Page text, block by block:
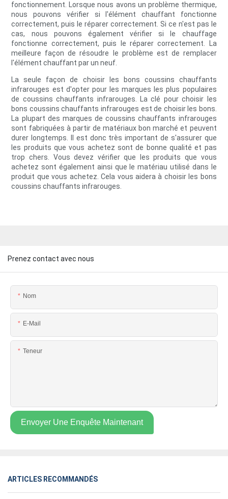
fonctionnement. Lorsque nous avons un problème thermique,
nous pouvons vérifier si l'élément chauffant fonctionne
correctement, puis le réparer correctement. Si ce n'est pas le
cas, nous pouvons également vérifier si le chauffage
fonctionne correctement, puis le réparer correctement. La
meilleure façon de résoudre le problème est de remplacer
l'élément chauffant par un neuf.
La seule façon de choisir les bons coussins chauffants
infrarouges est d'opter pour les marques les plus populaires
de coussins chauffants infrarouges. La clé pour choisir les
bons coussins chauffants infrarouges est de choisir les bons.
La plupart des marques de coussins chauffants infrarouges
sont fabriquées à partir de matériaux bon marché et peuvent
durer longtemps. Il est donc très important de s'assurer que
les produits que vous achetez sont de bonne qualité et pas
trop chers. Vous devez vérifier que les produits que vous
achetez sont également ainsi que le matériau utilisé dans le
produit que vous achetez. Cela vous aidera à choisir les bons
coussins chauffants infrarouges.
Prenez contact avec nous
Nom
E-Mail
Teneur
Envoyer Une Enquête Maintenant
ARTICLES RECOMMANDÉS